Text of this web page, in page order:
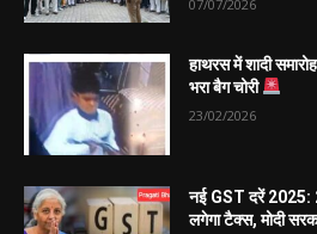
07/07/2026
हाथरस में शादी
भरा बैग चोरी
23/02/2026
नई GST दरें 2025:
लगेगा टैक्स, मोदी